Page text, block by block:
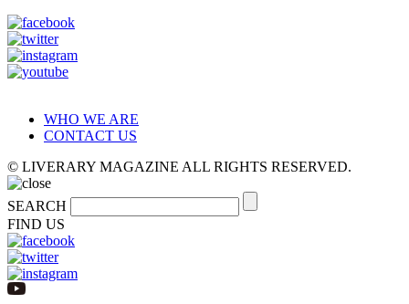
WHO WE ARE
CONTACT US
© LIVERARY MAGAZINE ALL RIGHTS RESERVED.
SEARCH
FIND US